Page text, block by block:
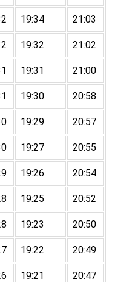
19:34 21:03
19:32 21:02
19:31 21:00
19:30 20:58
19:29 20:57
19:27 20:55
19:26 20:54
19:25 20:52
19:23 20:50
19:22 20:49
19:21 20:47